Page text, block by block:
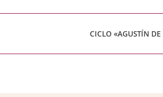
CICLO «AGUSTÍN